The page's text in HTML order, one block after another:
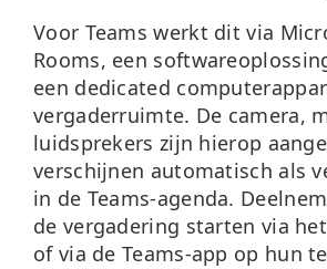
Voor Teams werkt dit via
Rooms, een
een dedicated
vergaderruimte. De camera,
luidsprekers zijn hierop
verschijnen automatisch als
in de Teams-agenda.
de vergadering starten via
of via de Teams-app op hun